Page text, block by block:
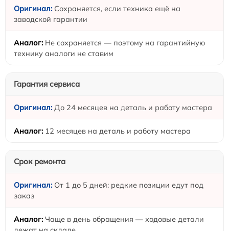
Сохраняется, если техника ещё на
заводской гарантии
Не сохраняется — поэтому на гарантийную
технику аналоги не ставим
Гарантия сервиса
До 24 месяцев на деталь и работу мастера
12 месяцев на деталь и работу мастера
Срок ремонта
От 1 до 5 дней: редкие позиции едут под
заказ
Чаще в день обращения — ходовые детали